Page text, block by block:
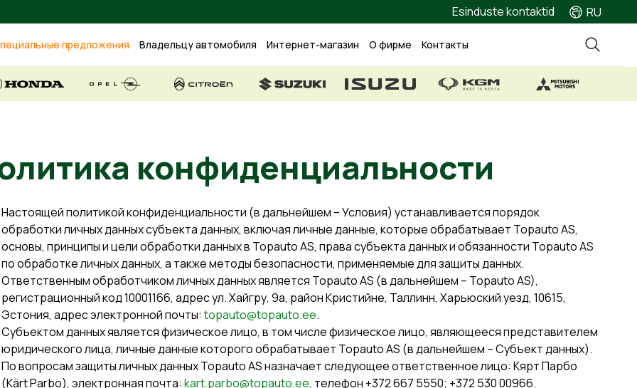
Esinduste kontaktid RU
предложения Владельцу автомобиля Интернет-магазин О фирме Контакты
Политика конфиденциальности
Настоящей политикой конфиденциальности (в дальнейшем – Условия) устанавливается порядок
обработки личных данных субъекта данных, включая личные данные, которые обрабатывает Topauto AS,
основы, принципы и цели обработки данных в Topauto AS, права субъекта данных и обязанности Topauto AS
по обработке личных данных, а также методы безопасности, применяемые для защиты данных.
Ответственным обработчиком личных данных является Topauto AS (в дальнейшем – Topauto AS),
регистрационный код 10001166, адрес ул. Хайгру, 9a, район Кристийне, Таллинн, Харьюский уезд, 10615,
Эстония, адрес электронной почты:topauto@topauto.ee.
Субъектом данных является физическое лицо, в том числе физическое лицо, являющееся представителем
юридического лица, личные данные которого обрабатывает Topauto AS (в дальнейшем – Субъект данных).
По вопросам защиты личных данных Topauto AS назначает следующее ответственное лицо: Кярт Парбо
(Kärt Parbo), электронная почта: kart.parbo@topauto.ee, телефон +372 667 5550; +372 530 00966.